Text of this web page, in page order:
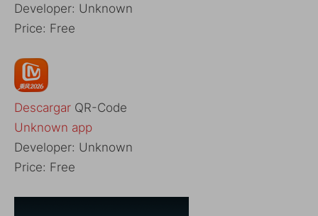
Developer: Unknown
Price: Free
Descargar QR-Code
Unknown app
Developer: Unknown
Price: Free